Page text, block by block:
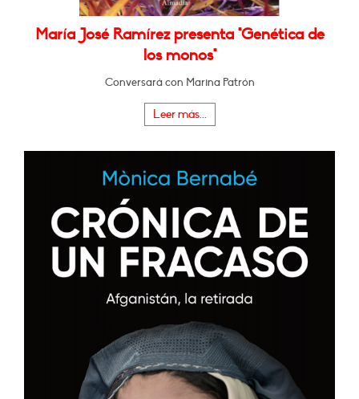
María José Ramírez presenta "Genética de
los monos"
Conversará con Marina Patrón
Leer más...